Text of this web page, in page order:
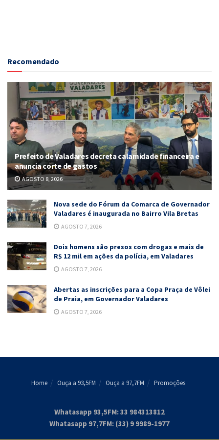
Recomendado
Prefeito de Valadares decreta calamidade financeira e
anuncia corte de gastos
AGOSTO 8, 2026
Nova sede do Fórum da Comarca de Governador
Valadares é inaugurada no Bairro Vila Bretas
AGOSTO 7, 2026
Dois homens são presos com drogas e mais de
R$ 12 mil em ações da polícia, em Valadares
AGOSTO 7, 2026
Abertas as inscrições para a Copa Praça de Vôlei
de Praia, em Governador Valadares
AGOSTO 7, 2026
Home Ouça a 93,5FM Ouça a 97,7FM Promoções
Whatasapp 93,5FM: 33 984313812
Whatasapp 97,7FM: (33) 9 9989-1977